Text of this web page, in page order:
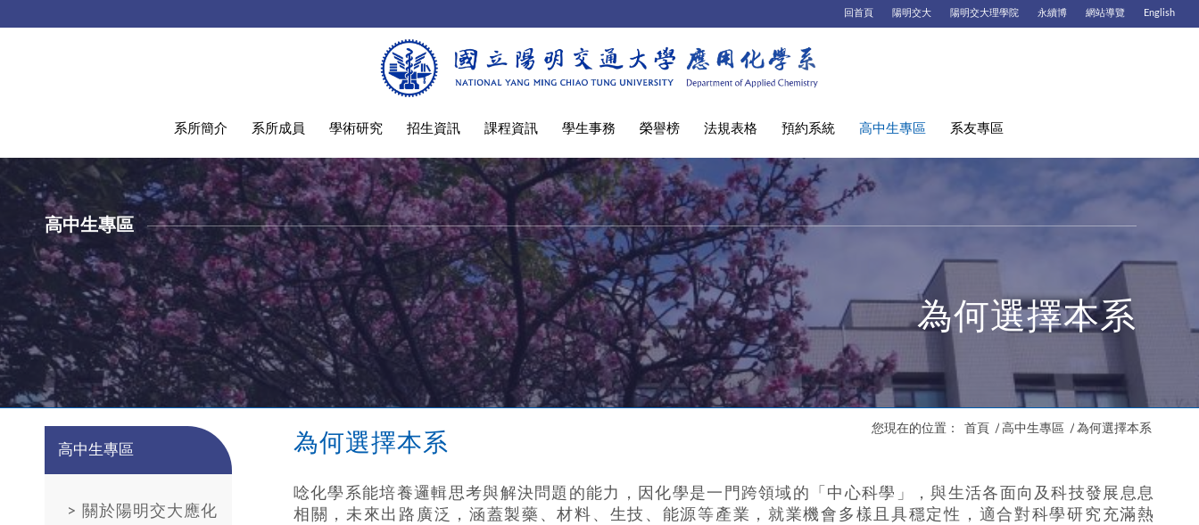
回首頁 陽明交大 陽明交大理學院 永續博 網站導覽 English
系所簡介 系所成員 學術研究 招生資訊 課程資訊 學生事務 榮譽榜 法規表格 預約系統 高中生專區 系友專區
您現在的位置： 首頁 / 高中生專區 / 為何選擇本系
高中生專區
為何選擇本系
為何選擇本系
唸化學系能培養邏輯思考與解決問題的能力，因化學是一門跨領域的「中心科學」，與生活各面向及科技發展息息
相關，未來出路廣泛，涵蓋製藥、材料、生技、能源等產業，就業機會多樣且具穩定性，適合對科學研究充滿熱
高中生專區
> 關於陽明交大應化